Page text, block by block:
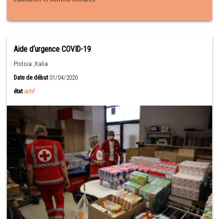
Aide d‘urgence COVID-19
Pistoia ,Italia
Date de début01/04/2020
état actif